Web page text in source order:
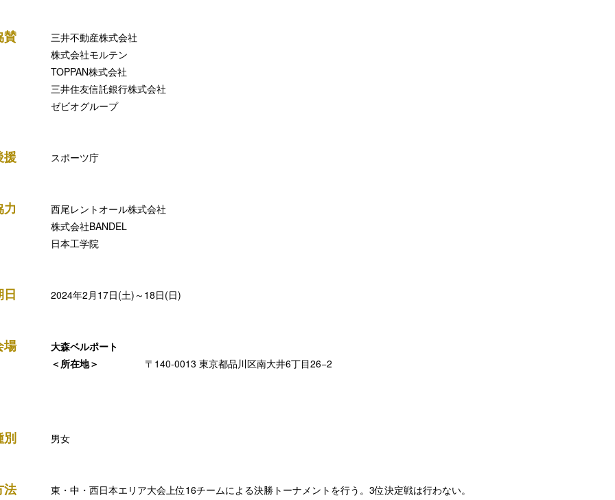
賛
三井不動産株式会社
株式会社モルテン
TOPPAN株式会社
三井住友信託銀行株式会社
ゼビオグループ
援 スポーツ庁
力
西尾レントオール株式会社
株式会社BANDEL
日本工学院
日 2024年2月17日(土)～18日(日)
場
大森ベルポート
＜所在地＞
〒140-0013 東京都品川区南大井6丁目26−2
別 男女
法 東・中・西日本エリア大会上位16チームによる決勝トーナメントを行う。3位決定戦は行わない。